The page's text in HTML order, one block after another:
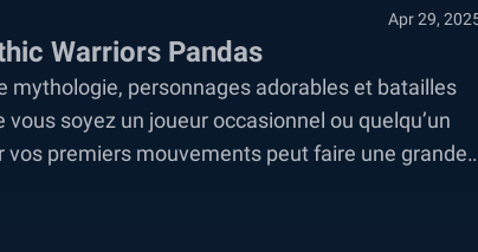
Apr 29,
Warriors Pandas
mythologie, personnages adorables et batailles
soyez un joueur occasionnel ou quelqu’un
premiers mouvements peut faire une grande